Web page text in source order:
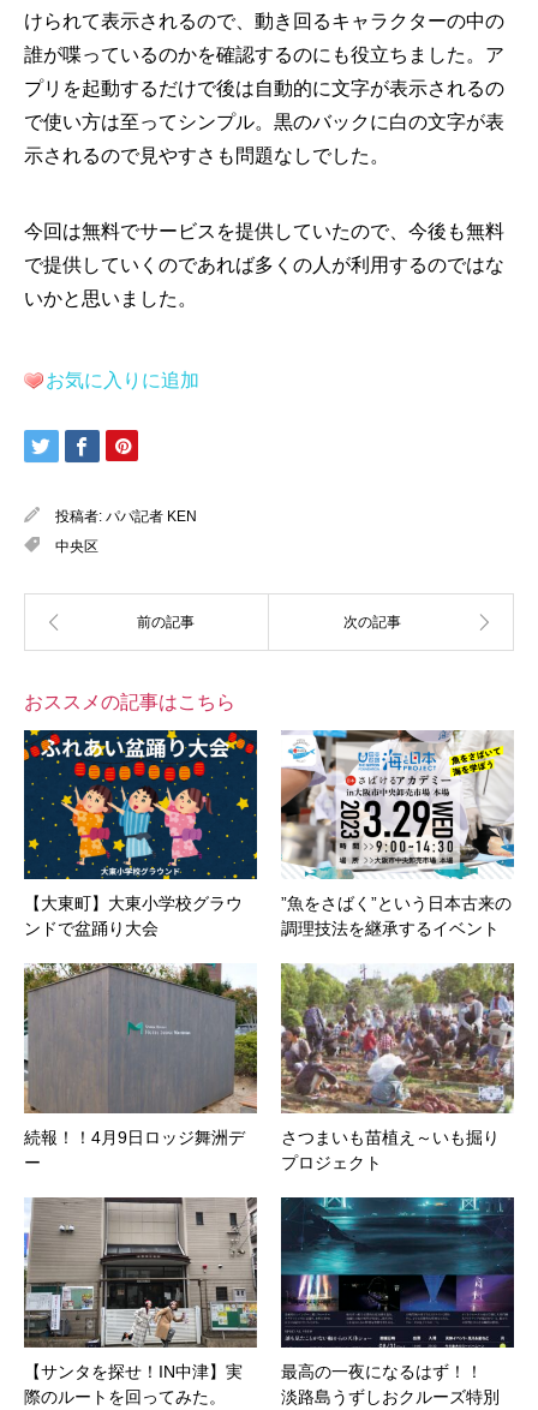
けられて表示されるので、動き回るキャラクターの中の
誰が喋っているのかを確認するのにも役立ちました。ア
プリを起動するだけで後は自動的に文字が表示されるの
で使い方は至ってシンプル。黒のバックに白の文字が表
示されるので見やすさも問題なしでした。
今回は無料でサービスを提供していたので、今後も無料
で提供していくのであれば多くの人が利用するのではな
いかと思いました。
お気に入りに追加
投稿者: パパ記者 KEN
中央区
おススメの記事はこちら
【大東町】大東小学校グラウ
ンドで盆踊り大会
”魚をさばく”という日本古来の
調理技法を継承するイベント
続報！！4月9日ロッジ舞洲デ
ー
さつまいも苗植え～いも掘り
プロジェクト
【サンタを探せ！IN中津】実
際のルートを回ってみた。
最高の一夜になるはず！！
淡路島うずしおクルーズ特別